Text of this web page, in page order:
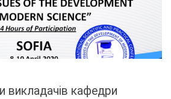
викладачів кафедри